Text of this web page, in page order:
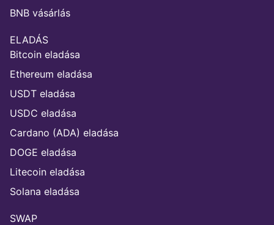
BNB vásárlás
ELADÁS
Bitcoin eladása
Ethereum eladása
USDT eladása
USDC eladása
Cardano (ADA) eladása
DOGE eladása
Litecoin eladása
Solana eladása
SWAP